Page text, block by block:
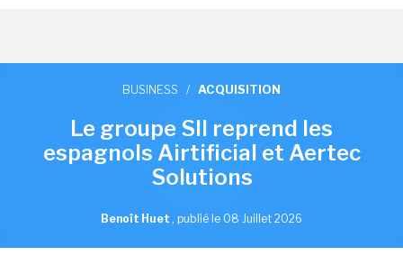
BUSINESS / ACQUISITION
Le groupe SII reprend les
espagnols Airtificial et Aertec
Solutions
Benoît Huet , publié le 08 Juillet 2026